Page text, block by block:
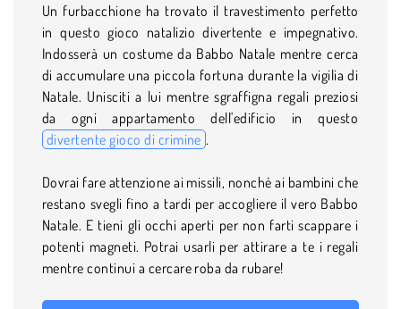
Un furbacchione ha trovato il travestimento perfetto
in questo gioco natalizio divertente e impegnativo.
Indosserà un costume da Babbo Natale mentre cerca
di accumulare una piccola fortuna durante la vigilia di
Natale. Unisciti a lui mentre sgraffigna regali preziosi
da ogni appartamento dell'edificio in questo
divertente gioco di crimine .
Dovrai fare attenzione ai missili, nonché ai bambini che
restano svegli fino a tardi per accogliere il vero Babbo
Natale. E tieni gli occhi aperti per non farti scappare i
potenti magneti. Potrai usarli per attirare a te i regali
mentre continui a cercare roba da rubare!